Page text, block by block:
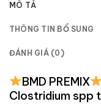
MÔ TẢ
THÔNG TIN BỔ SUNG
ĐÁNH GIÁ (0)
BMD PREMIX
Clostridium spp